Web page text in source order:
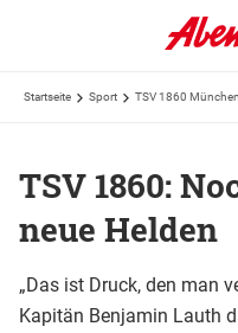
Startseite Sport TSV 1860 München
TSV 1860:
neue Helden
„Das ist Druck, den man
Kapitän Benjamin Lauth